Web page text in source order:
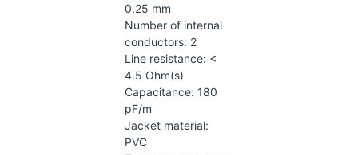
0.25 mm
Number of internal
conductors: 2
Line resistance: <
4.5 Ohm(s)
Capacitance: 180
pF/m
Jacket material:
PVC